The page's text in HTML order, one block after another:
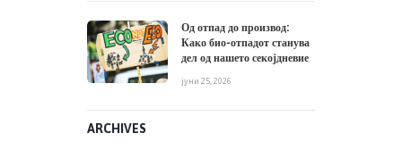
Од отпад до производ:
Како био-отпадот станува
дел од нашето секојдневие
јуни 25, 2026
ARCHIVES